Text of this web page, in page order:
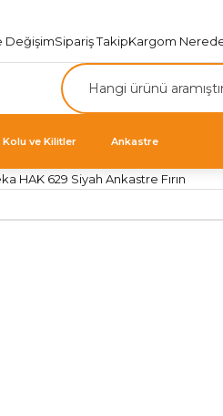
DeğişimSipariş TakipKargom
Kolu ve Kilitler Ankastre
HAK 629 Siyah Ankastre Fırın